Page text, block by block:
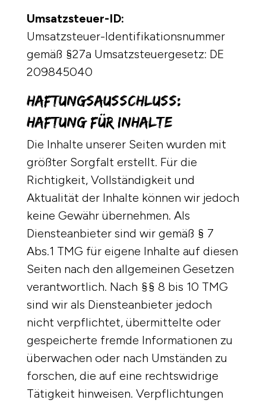
Umsatzsteuer-ID:
Umsatzsteuer-Identifikationsnummer
gemäß §27a Umsatzsteuergesetz: DE
209845040
Haftungsausschluss:
Haftung für Inhalte
Die Inhalte unserer Seiten wurden mit
größter Sorgfalt erstellt. Für die
Richtigkeit, Vollständigkeit und
Aktualität der Inhalte können wir jedoch
keine Gewähr übernehmen. Als
Diensteanbieter sind wir gemäß § 7
Abs.1 TMG für eigene Inhalte auf diesen
Seiten nach den allgemeinen Gesetzen
verantwortlich. Nach §§ 8 bis 10 TMG
sind wir als Diensteanbieter jedoch
nicht verpflichtet, übermittelte oder
gespeicherte fremde Informationen zu
überwachen oder nach Umständen zu
forschen, die auf eine rechtswidrige
Tätigkeit hinweisen. Verpflichtungen